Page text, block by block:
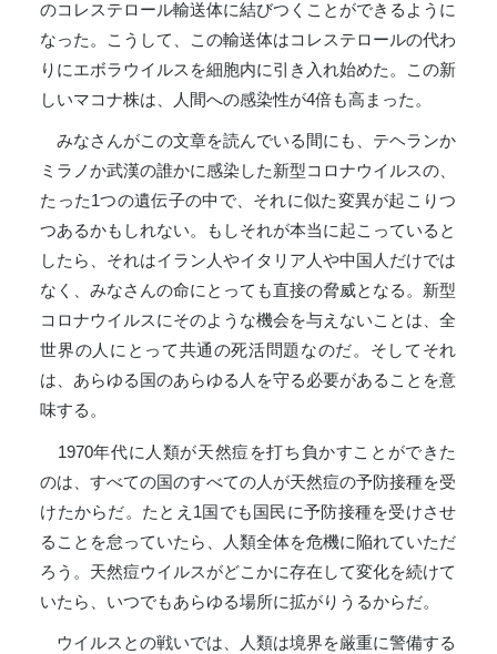
のコレステロール輸送体に結びつくことができるように
なった。こうして、この輸送体はコレステロールの代わ
りにエボラウイルスを細胞内に引き入れ始めた。この新
しいマコナ株は、人間への感染性が4倍も高まった。
みなさんがこの文章を読んでいる間にも、テヘランか
ミラノか武漢の誰かに感染した新型コロナウイルスの、
たった1つの遺伝子の中で、それに似た変異が起こりつ
つあるかもしれない。もしそれが本当に起こっていると
したら、それはイラン人やイタリア人や中国人だけでは
なく、みなさんの命にとっても直接の脅威となる。新型
コロナウイルスにそのような機会を与えないことは、全
世界の人にとって共通の死活問題なのだ。そしてそれ
は、あらゆる国のあらゆる人を守る必要があることを意
味する。
1970年代に人類が天然痘を打ち負かすことができた
のは、すべての国のすべての人が天然痘の予防接種を受
けたからだ。たとえ1国でも国民に予防接種を受けさせ
ることを怠っていたら、人類全体を危機に陥れていただ
ろう。天然痘ウイルスがどこかに存在して変化を続けて
いたら、いつでもあらゆる場所に拡がりうるからだ。
ウイルスとの戦いでは、人類は境界を厳重に警備する